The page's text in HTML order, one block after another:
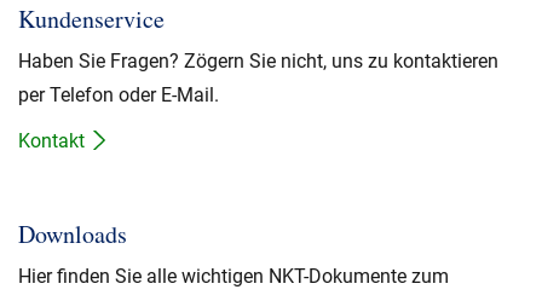
Kundenservice
Haben Sie Fragen? Zögern Sie nicht, uns zu kontaktieren
per Telefon oder E-Mail.
Kontakt
Downloads
Hier finden Sie alle wichtigen NKT-Dokumente zum